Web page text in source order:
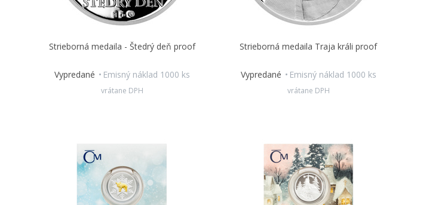
Strieborná medaila - Štedrý deň proof
Vypredané Emisný náklad 1000 ks
vrátane DPH
Strieborná medaila Traja králi proof
Vypredané Emisný náklad 1000 ks
vrátane DPH